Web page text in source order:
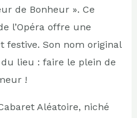
de Bonheur ». Ce
l’Opéra offre une
festive. Son nom original
du lieu : faire le plein de
!
Aléatoire, niché